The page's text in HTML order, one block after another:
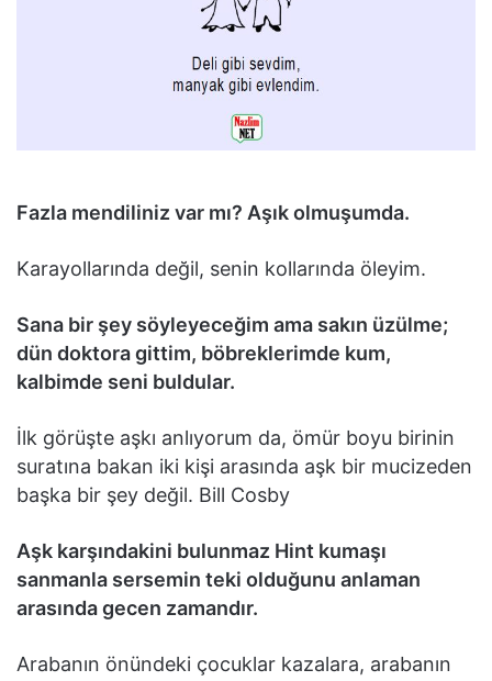
Fazla mendiliniz var mı? Aşık olmuşumda.
Karayollarında değil, senin kollarında öleyim.
Sana bir şey söyleyeceğim ama sakın üzülme;
dün doktora gittim, böbreklerimde kum,
kalbimde seni buldular.
İlk görüşte aşkı anlıyorum da, ömür boyu birinin
suratına bakan iki kişi arasında aşk bir mucizeden
başka bir şey değil. Bill Cosby
Aşk karşındakini bulunmaz Hint kumaşı
sanmanla sersemin teki olduğunu anlaman
arasında gecen zamandır.
Arabanın önündeki çocuklar kazalara, arabanın